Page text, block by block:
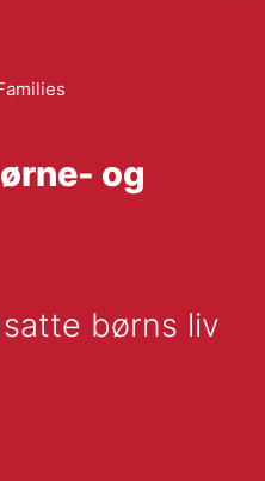
og
børns liv